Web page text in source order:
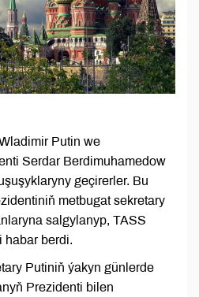
Putin we
Serdar Berdimuhamedow
geçirerler. Bu
metbugat sekretary
salgylanyp, TASS
habar berdi.
Putiniň ýakyn günlerde
Prezidenti bilen